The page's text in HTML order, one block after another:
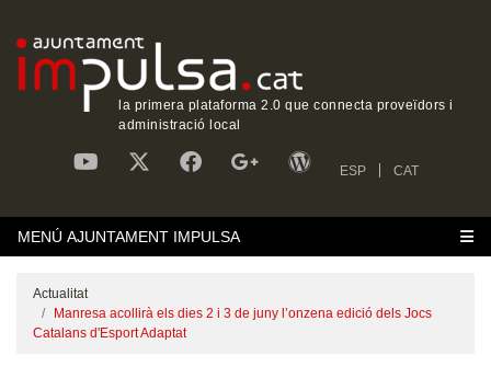
la primera plataforma 2.0 que connecta proveïdors i
administració local
ESP CAT
MENÚ AJUNTAMENT IMPULSA
Actualitat
Manresa acollirà els dies 2 i 3 de juny l’onzena edició dels Jocs
Catalans d'Esport Adaptat